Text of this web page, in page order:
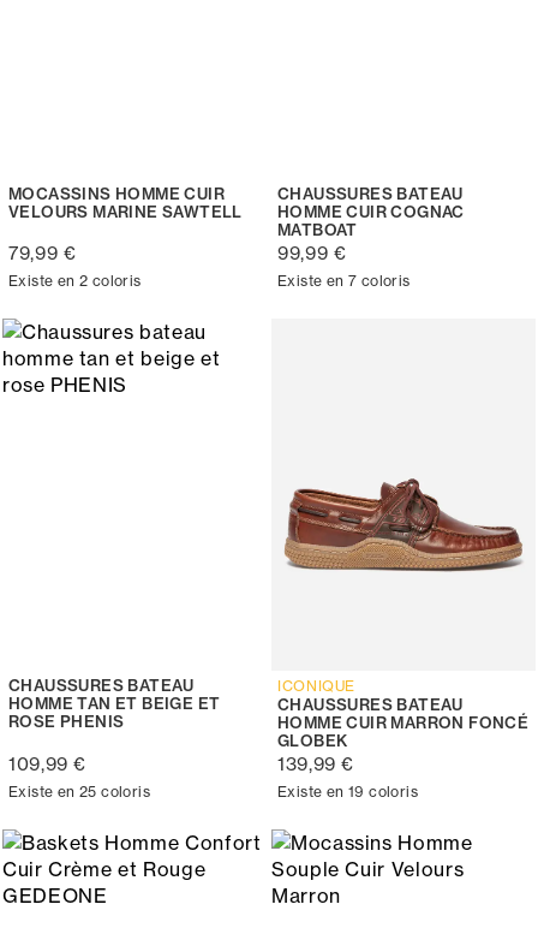
MOCASSINS HOMME CUIR
VELOURS MARINE SAWTELL
79,99 €
Existe en 2 coloris
CHAUSSURES BATEAU
HOMME CUIR COGNAC
MATBOAT
99,99 €
Existe en 7 coloris
CHAUSSURES BATEAU
HOMME TAN ET BEIGE ET
ROSE PHENIS
109,99 €
Existe en 25 coloris
ICONIQUE
CHAUSSURES BATEAU
HOMME CUIR MARRON FONCÉ
GLOBEK
139,99 €
Existe en 19 coloris